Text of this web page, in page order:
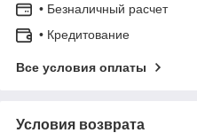
• Безналичный расчет
• Кредитование
Все условия оплаты
Условия возврата